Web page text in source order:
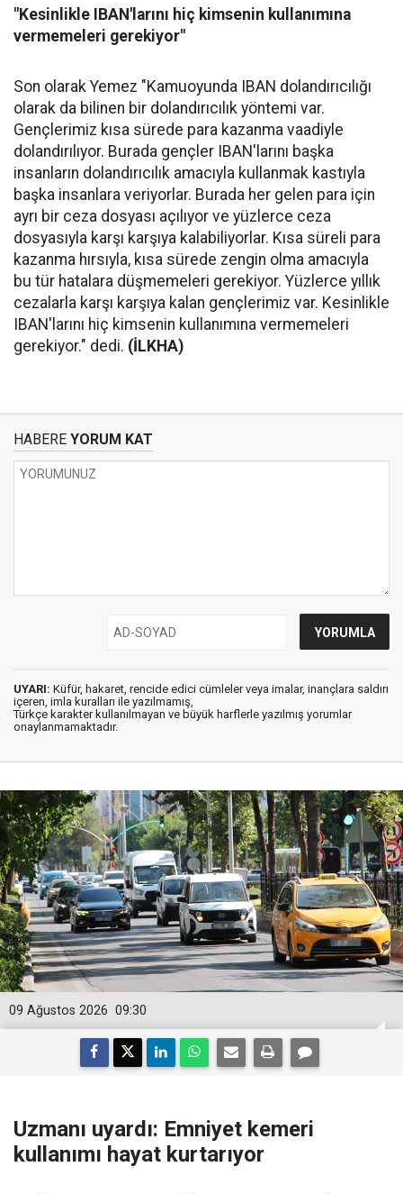
"Kesinlikle IBAN'larını hiç kimsenin kullanımına
vermemeleri gerekiyor"
Son olarak Yemez "Kamuoyunda IBAN dolandırıcılığı
olarak da bilinen bir dolandırıcılık yöntemi var.
Gençlerimiz kısa sürede para kazanma vaadiyle
dolandırılıyor. Burada gençler IBAN'larını başka
insanların dolandırıcılık amacıyla kullanmak kastıyla
başka insanlara veriyorlar. Burada her gelen para için
ayrı bir ceza dosyası açılıyor ve yüzlerce ceza
dosyasıyla karşı karşıya kalabiliyorlar. Kısa süreli para
kazanma hırsıyla, kısa sürede zengin olma amacıyla
bu tür hatalara düşmemeleri gerekiyor. Yüzlerce yıllık
cezalarla karşı karşıya kalan gençlerimiz var. Kesinlikle
IBAN'larını hiç kimsenin kullanımına vermemeleri
gerekiyor." dedi. (İLKHA)
HABERE YORUM KAT
UYARI: Küfür, hakaret, rencide edici cümleler veya imalar, inançlara saldırı
içeren, imla kuralları ile yazılmamış,
Türkçe karakter kullanılmayan ve büyük harflerle yazılmış yorumlar
onaylanmamaktadır.
09:30
09 Ağustos 2026
Uzmanı uyardı: Emniyet kemeri
kullanımı hayat kurtarıyor